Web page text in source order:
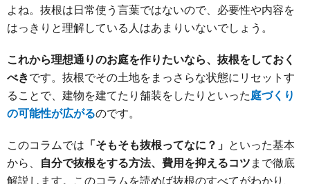
よね。抜根は日常使う言葉ではないので、必要性や内容を
はっきりと理解している人はあまりいないでしょう。
これから理想通りのお庭を作りたいなら、抜根をしておく
べきです。抜根でその土地をまっさらな状態にリセットす
ることで、建物を建てたり舗装をしたりといった庭づくり
の可能性が広がるのです。
このコラムでは 「そもそも抜根ってなに？」 といった基本
から、 自分で抜根をする方法、費用を抑えるコツまで徹底
解説します。このコラムを読めば抜根のすべてがわかり、